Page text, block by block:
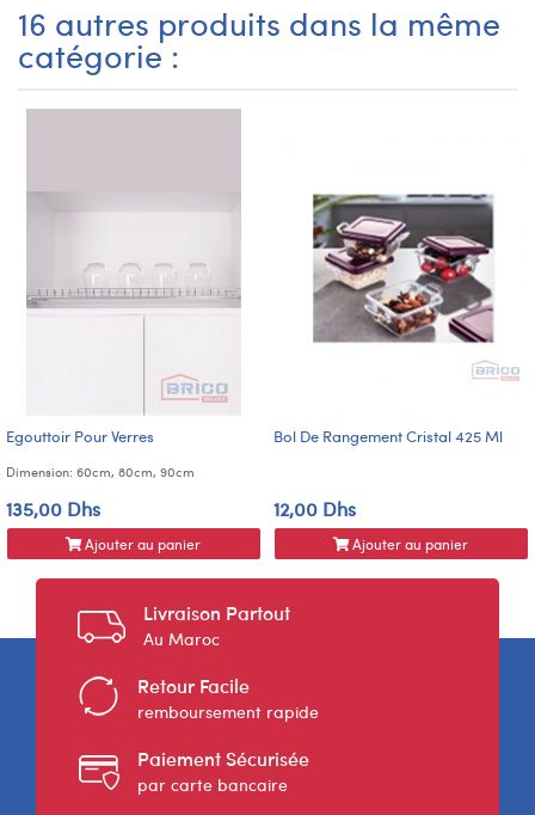
16 autres produits dans la même
catégorie :
Egouttoir Pour Verres
Dimension: 60cm, 80cm, 90cm
135,00 Dhs
Ajouter au panier
Bol De Rangement Cristal 425 Ml
12,00 Dhs
Ajouter au panier
Livraison Partout
Au Maroc
Retour Facile
remboursement rapide
Paiement Sécurisée
par carte bancaire